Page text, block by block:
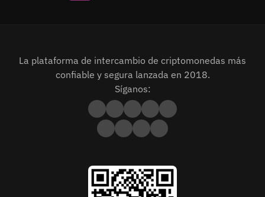
La plataforma de intercambio de criptomonedas más
confiable y segura lanzada en 2018.
Síganos: